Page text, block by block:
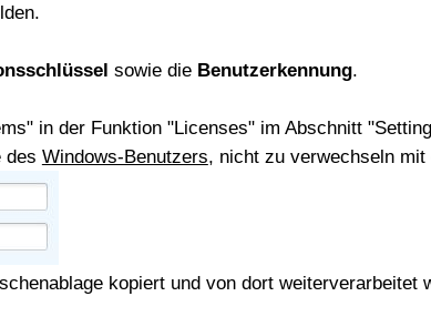
sowie die Benutzerkennung.
in der Funktion "Licenses" im Abschnitt
des Windows-Benutzers, nicht zu verwechseln mit
kopiert und von dort